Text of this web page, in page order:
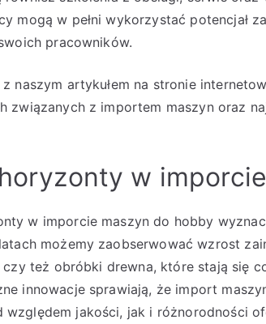
mogą w pełni wykorzystać potencjał
pracowników.
naszym artykułem na stronie
związanych z importem maszyn oraz
w
w imporcie maszyn do hobby
możemy zaobserwować wzrost
też obróbki drewna, które stają się
innowacje sprawiają, że import
względem jakości, jak i różnorodności